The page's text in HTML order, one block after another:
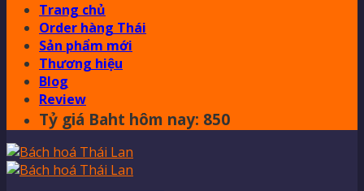
Trang chủ
Order hàng Thái
Sản phẩm mới
Thương hiệu
Blog
Review
Tỷ giá Baht hôm nay: 850